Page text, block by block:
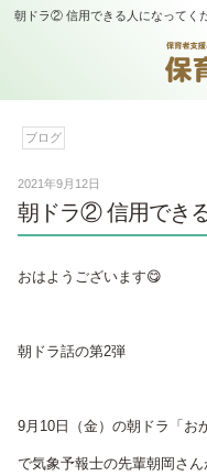
ブログ
2021年9月12日
朝ドラ② 信用でき
おはようございます😋
朝ドラ話の第2弾
9月10日（金）の朝ドラ「お
で気象予報士の先輩朝岡さん